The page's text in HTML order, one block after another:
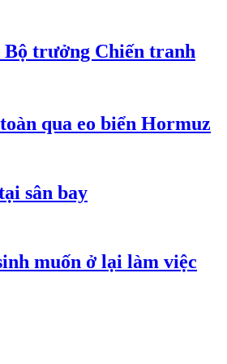
Bộ trưởng Chiến tranh
qua eo biển Hormuz
sân bay
muốn ở lại làm việc